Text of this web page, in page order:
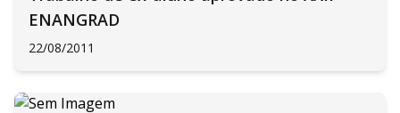
ENANGRAD
22/08/2011